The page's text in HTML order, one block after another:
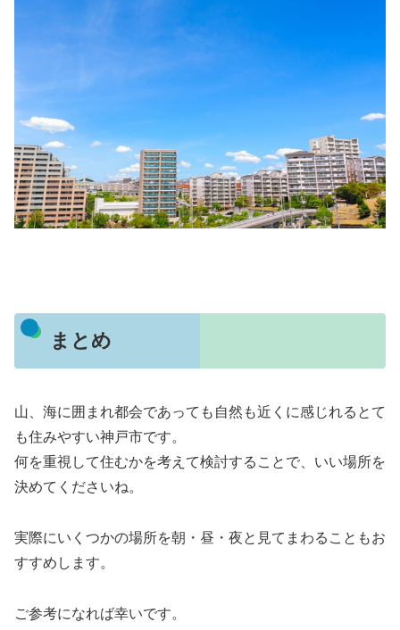
まとめ
山、海に囲まれ都会であっても自然も近くに感じれるとて
も住みやすい神戸市です。
何を重視して住むかを考えて検討することで、いい場所を
決めてくださいね。
実際にいくつかの場所を朝・昼・夜と見てまわることもお
すすめします。
ご参考になれば幸いです。